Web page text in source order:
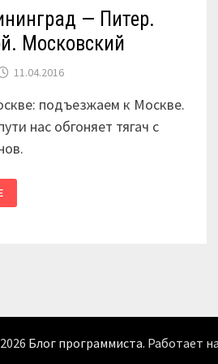
— Питер.
Московский
11.04.2016
подъезжаем к Москве.
нас обгоняет тягач с
Блог программиста. Работает